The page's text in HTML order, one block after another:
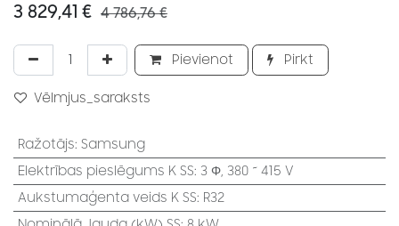
3 829,41 € 4 786,76€
Pievienot Pirkt
Vēlmjus_saraksts
Ražotājs: Samsung
Elektrības pieslēgums K SS: 3 Φ, 380 ~ 415 V
Aukstumaģenta veids K SS: R32